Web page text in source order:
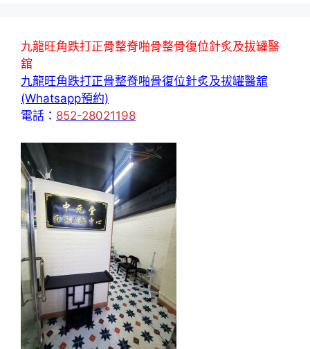
九龍旺角跌打正骨整脊啪骨整骨復位針炙及拔罐醫
舘
九龍旺角跌打正骨整脊啪骨復位針炙及拔罐醫舘
(Whatsapp預約)
電話： 852-28021198